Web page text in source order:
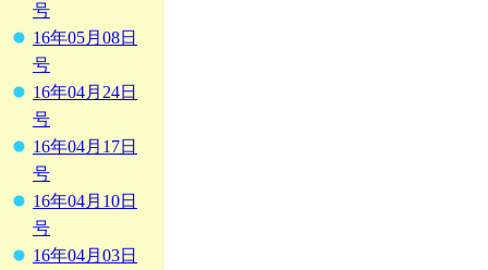
号
16年05月08日
号
16年04月24日
号
16年04月17日
号
16年04月10日
号
16年04月03日